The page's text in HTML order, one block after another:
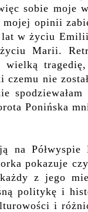
sobie moje
opinii
w życiu
Marii.
tragedię,
nie
Ponińska
na
pokazuje
z jego
politykę i
i